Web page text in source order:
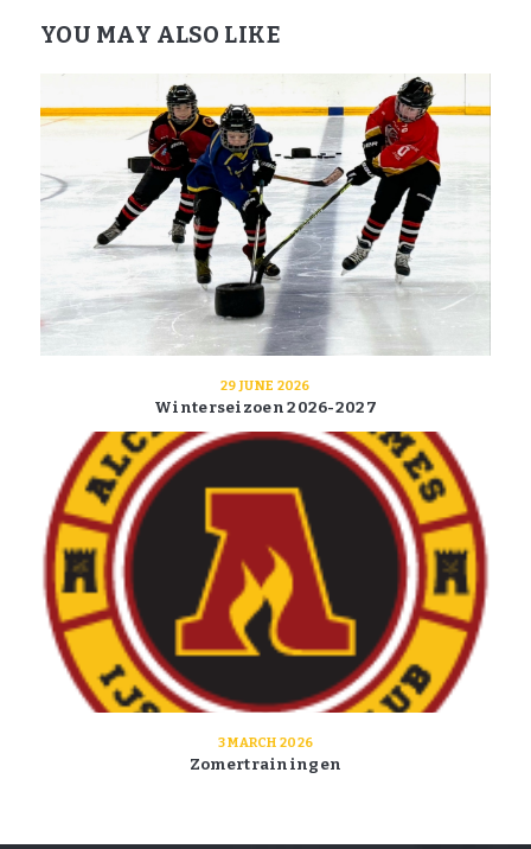
YOU MAY ALSO LIKE
29 JUNE 2026
Winterseizoen 2026-2027
3 MARCH 2026
Zomertrainingen